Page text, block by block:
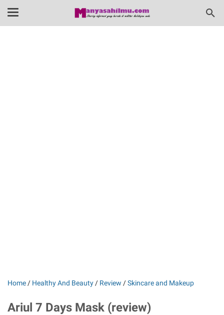
Home / Healthy And Beauty / Review /Skincare and Makeup
Ariul 7 Days Mask (review)